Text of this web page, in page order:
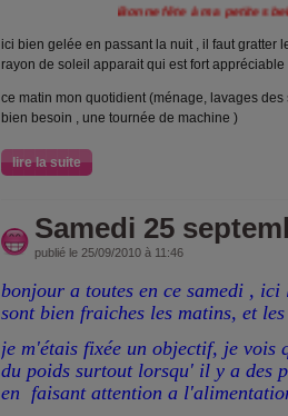
Bonne fête à ma petites belle fille
ici bien gelée en passant la nuit , il faut gratter
rayon de soleil apparait qui est fort appréciable
ce matin mon quotidient (ménage, lavages
bien besoin , une tournée de machine )
lire la suite
Samedi 25
publié le 25/09/2010 à 11:46
bonjour a toutes en ce samedi ,
sont bien fraiches les matins, et
je m'étais fixée un objectif, je vois
du poids surtout lorsqu' il y a des
en faisant attention a